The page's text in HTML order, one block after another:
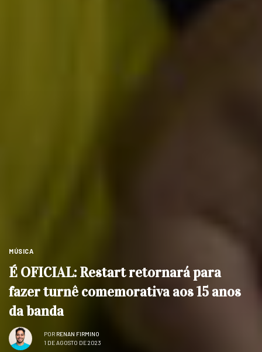
MÚSICA
É OFICIAL: Restart retornará para
fazer turnê comemorativa aos 15 anos
da banda
POR RENAN FIRMINO
1 DE AGOSTO DE 2023